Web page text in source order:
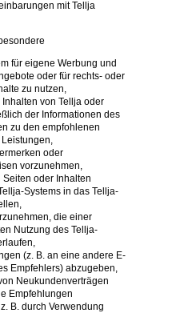
mit Tellja
für eigene Werbung und
oder für rechts- oder
zu nutzen,
von Tellja oder
der Informationen des
zu den empfohlenen
oder
vorzunehmen,
oder Inhalten
Systems in das Tellja-
die einer
Nutzung des Tellja-
(z. B. an eine andere E-
Empfehlers) abzugeben,
Neukundenverträgen
Empfehlungen
B. durch Verwendung